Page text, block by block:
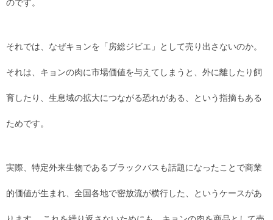
のです。
それでは、なぜキョンを「房総ジビエ」として売り出さないのか。
それは、キョンの肉に市場価値を与えてしまうと、外に離したり飼
育したり、生息域の拡大につながる恐れがある、という指摘もある
ためです。
実際、特定外来生物であるブラックバスも話題になったことで商業
的価値が生まれ、全国各地で密放流が横行した、というケースがあ